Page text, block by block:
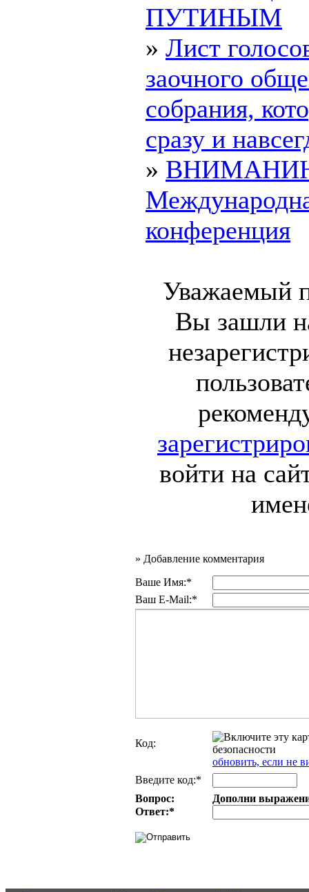
ПУТИНЫМ
» Лист
заочного
собрания,
сразу и
»
конференция
Уважаемый
Вы зашли
войти на
» Добавление комментария
Ваше Имя:*
Ваш E-Mail:*
Код:
обновить, если не
Введите код:*
Вопрос:
Дополни
Ответ:*